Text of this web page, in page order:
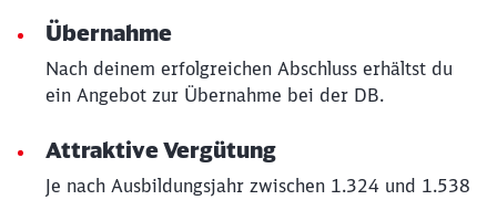
Übernahme
Nach deinem erfolgreichen Abschluss erhältst du
ein Angebot zur Übernahme bei der DB.
Attraktive Vergütung
Je nach Ausbildungsjahr zwischen 1.324 und 1.538